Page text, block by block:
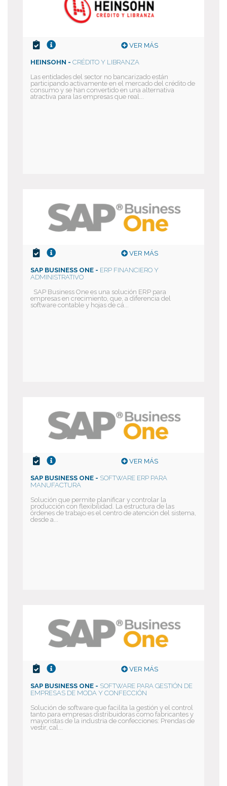
VER MÁS
HEINSOHN - CRÉDITO Y LIBRANZA
Las entidades del sector no bancarizado están
participando activamente en el mercado del crédito de
consumo y se han convertido en una alternativa
atractiva para las empresas que real...
VER MÁS
SAP BUSINESS ONE - ERP FINANCIERO Y
ADMINISTRATIVO
SAP Business One es una solución ERP para
empresas en crecimiento, que, a diferencia del
software contable y hojas de cá...
VER MÁS
SAP BUSINESS ONE - SOFTWARE ERP PARA
MANUFACTURA
Solución que permite planificar y controlar la
producción con flexibilidad. La estructura de las
órdenes de trabajo es el centro de atención del sistema,
desde a...
VER MÁS
SAP BUSINESS ONE - SOFTWARE PARA GESTIÓN DE
EMPRESAS DE MODA Y CONFECCIÓN
Solución de software que facilita la gestión y el control
tanto para empresas distribuidoras como fabricantes y
mayoristas de la industria de confecciones: Prendas de
vestir, cal...